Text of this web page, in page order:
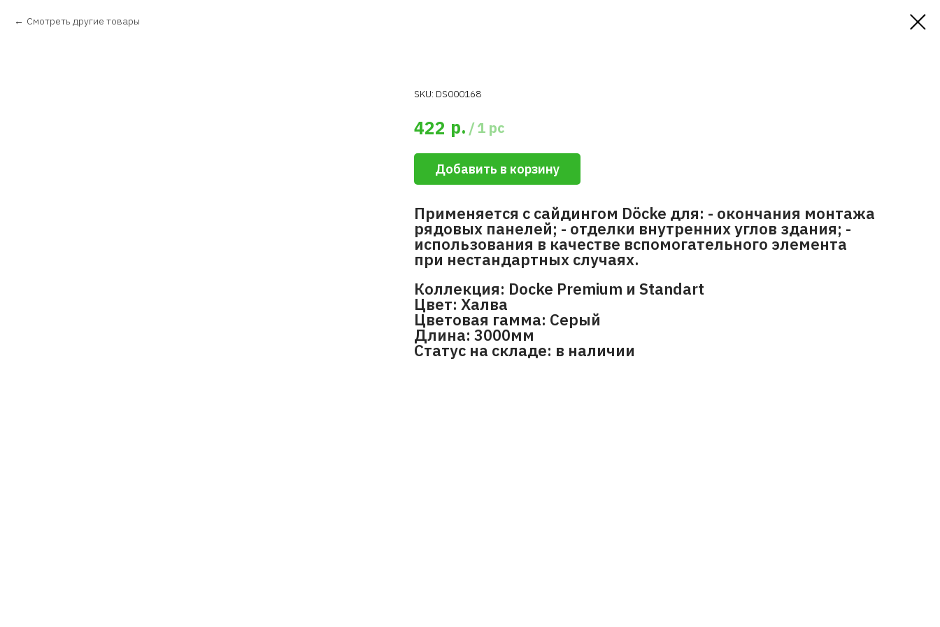
Смотреть другие товары
SKU: DS000168
422 р. /1 pc
Добавить в корзину
Применяется с сайдингом Döcke для: - окончания монтажа
рядовых панелей; - отделки внутренних углов здания; -
использования в качестве вспомогательного элемента
при нестандартных случаях.
Коллекция: Docke Premium и Standart
Цвет: Халва
Цветовая гамма: Серый
Длина: 3000мм
Статус на складе: в наличии